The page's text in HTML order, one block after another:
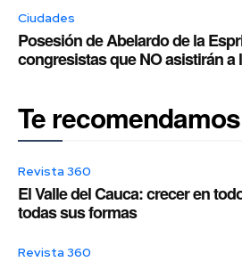
Ciudades
Posesión de Abelardo de la
congresistas que NO asistirán a
Te recomendamos
Revista 360
El Valle del Cauca: crecer en
todas sus formas
Revista 360